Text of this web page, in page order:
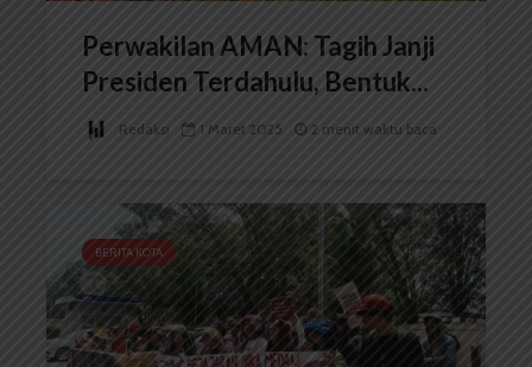
Perwakilan AMAN: Tagih Janji
Presiden Terdahulu, Bentuk...
Redaksi 1 Maret 2025 2 menit waktu baca
BERITA KOTA